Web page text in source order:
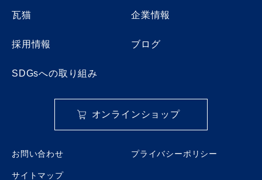
瓦猫 企業情報
採用情報 ブログ
SDGsへの取り組み
オンラインショップ
お問い合わせ プライバシーポリシー
サイトマップ